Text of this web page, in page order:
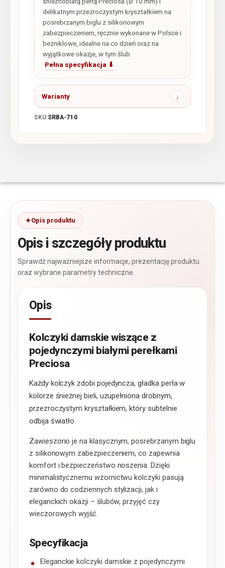
delikatnym przezroczystym kryształkiem na
posrebrzanym biglu z silikonowym
zabezpieczeniem, ręcznie wykonane w Polsce i
bezniklowe, idealne na co dzień oraz na
wyjątkowe okazje, w tym ślub.
Pełna specyfikacja ⬇
Warianty
SKU:SRBA-710
Opis produktu
Opis i szczegóły produktu
Sprawdź najważniejsze informacje, prezentację produktu
oraz wybrane parametry techniczne.
Opis
Kolczyki damskie wiszące z
pojedynczymi białymi perełkami
Preciosa
Każdy kolczyk zdobi pojedyncza, gładka perła w
kolorze śnieżnej bieli, uzupełniona drobnym,
przezroczystym kryształkiem, który subtelnie
odbija światło.
Zawieszono je na klasycznym, posrebrzanym biglu
z silikonowym zabezpieczeniem, co zapewnia
komfort i bezpieczeństwo noszenia. Dzięki
minimalistycznemu wzornictwu kolczyki pasują
zarówno do codziennych stylizacji, jak i
eleganckich okazji – ślubów, przyjęć czy
wieczorowych wyjść.
Specyfikacja
Eleganckie kolczyki damskie z pojedynczymi